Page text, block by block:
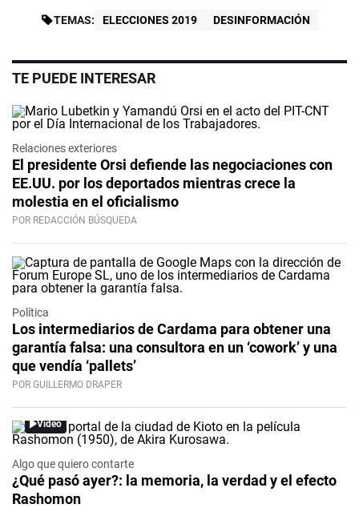
TEMAS: ELECCIONES 2019 DESINFORMACIÓN
TE PUEDE INTERESAR
Relaciones exteriores
El presidente Orsi defiende las negociaciones con
EE.UU. por los deportados mientras crece la
molestia en el oficialismo
POR REDACCIÓN BÚSQUEDA
Política
Los intermediarios de Cardama para obtener una
garantía falsa: una consultora en un ‘cowork’ y una
que vendía ‘pallets’
POR GUILLERMO DRAPER
Video
Algo que quiero contarte
¿Qué pasó ayer?: la memoria, la verdad y el efecto
Rashomon